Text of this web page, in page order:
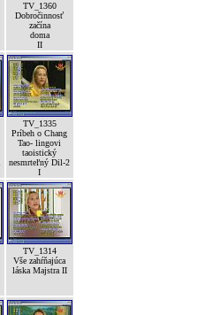
TV_1360
Dobročinnosť
začína
doma
II
TV_1335
Príbeh o Chang
Tao- lingovi
taoistický
nesmrteľný Dil-2
I
TV_1314
Vše zahŕňajúca
láska Majstra II